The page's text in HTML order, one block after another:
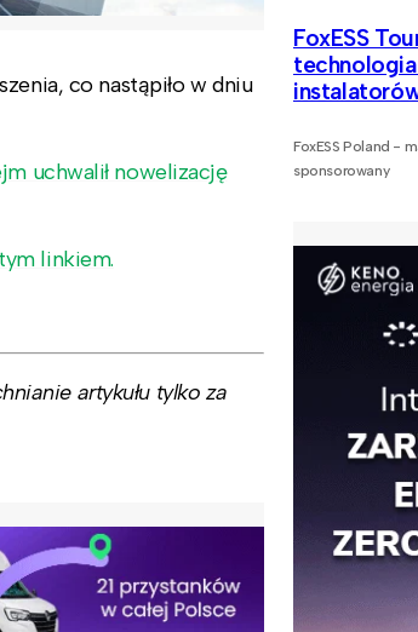
co nastąpiło w dniu
uchwalił nowelizację
linkiem.
artykułu tylko za
FoxESS
FoxESS Poland -
sponsorowany